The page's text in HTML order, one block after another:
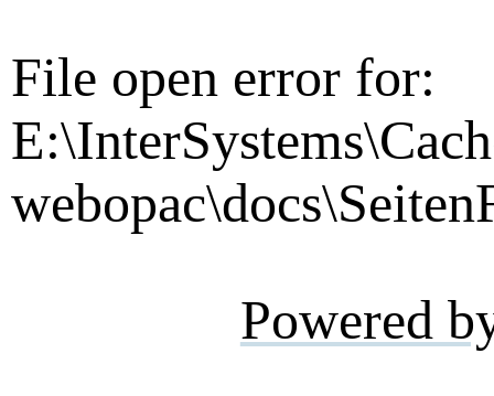
File open error for:
Powered